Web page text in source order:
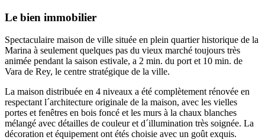
Le bien immobilier
Spectaculaire maison de ville située en plein quartier historique de la
Marina à seulement quelques pas du vieux marché toujours très
animée pendant la saison estivale, a 2 min. du port et 10 min. de
Vara de Rey, le centre stratégique de la ville.
La maison distribuée en 4 niveaux a été complètement rénovée en
respectant l´architecture originale de la maison, avec les vielles
portes et fenêtres en bois foncé et les murs à la chaux blanches
mélangé avec détailles de couleur et d´illumination très soignée. La
décoration et équipement ont étés choisie avec un goût exquis.